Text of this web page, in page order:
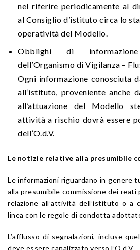
nel riferire periodicamente al
al Consiglio d’istituto circa lo
operatività del Modello.
Obblighi di
dell’Organismo di Vigilanza –
Ogni informazione conosciuta
all’istituto, proveniente anche
all’attuazione del Modello
attività a rischio dovrà essere
dell’O.d.V.
Le notizie relative alla presumibile
Le informazioni riguardano in genere
alla presumibile commissione dei
relazione all’attività dell’istituto o a
linea con le regole di condotta
L’afflusso di segnalazioni, incluse
deve essere canalizzato verso l’O.d.V.